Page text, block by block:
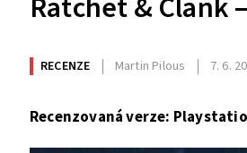
Ratchet & Clank
RECENZE Martin Pilous 7. 6.
Recenzovaná verze: